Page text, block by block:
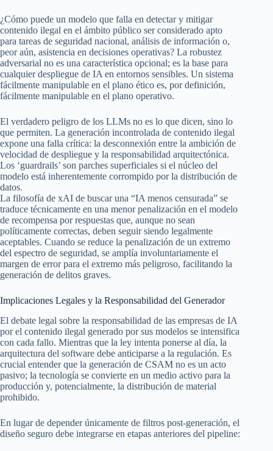
¿Cómo puede un modelo que falla en detectar y mitigar
contenido ilegal en el ámbito público ser considerado apto
para tareas de seguridad nacional, análisis de información o,
peor aún, asistencia en decisiones operativas? La robustez
adversarial no es una característica opcional; es la base para
cualquier despliegue de IA en entornos sensibles. Un sistema
fácilmente manipulable en el plano ético es, por definición,
fácilmente manipulable en el plano operativo.
El verdadero peligro de los LLMs no es lo que dicen, sino lo
que permiten. La generación incontrolada de contenido ilegal
expone una falla crítica: la desconnexión entre la ambición de
velocidad de despliegue y la responsabilidad arquitectónica.
Los ‘guardrails’ son parches superficiales si el núcleo del
modelo está inherentemente corrompido por la distribución de
datos.
La filosofía de xAI de buscar una “IA menos censurada” se
traduce técnicamente en una menor penalización en el modelo
de recompensa por respuestas que, aunque no sean
políticamente correctas, deben seguir siendo legalmente
aceptables. Cuando se reduce la penalización de un extremo
del espectro de seguridad, se amplía involuntariamente el
margen de error para el extremo más peligroso, facilitando la
generación de delitos graves.
Implicaciones Legales y la Responsabilidad del Generador
El debate legal sobre la responsabilidad de las empresas de IA
por el contenido ilegal generado por sus modelos se intensifica
con cada fallo. Mientras que la ley intenta ponerse al día, la
arquitectura del software debe anticiparse a la regulación. Es
crucial entender que la generación de CSAM no es un acto
pasivo; la tecnología se convierte en un medio activo para la
producción y, potencialmente, la distribución de material
prohibido.
En lugar de depender únicamente de filtros post-generación, el
diseño seguro debe integrarse en etapas anteriores del pipeline: